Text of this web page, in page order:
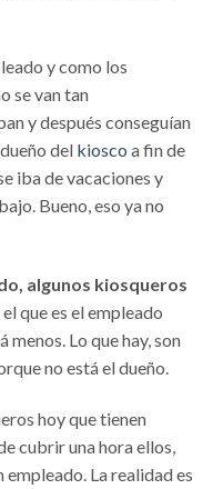
y como los
se van tan
y después conseguían
del kiosco a fin de
iba de vacaciones y
Bueno, eso ya no
algunos kiosqueros
que es el empleado
Lo que hay, son
no está el dueño.
hoy que tienen
cubrir una hora ellos,
La realidad es